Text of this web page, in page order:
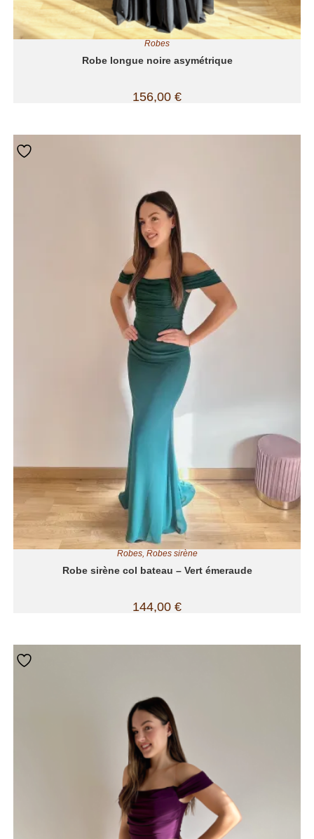
Robes
Robe longue noire asymétrique
156,00 €
Robes, Robes sirène
Robe sirène col bateau – Vert émeraude
144,00 €